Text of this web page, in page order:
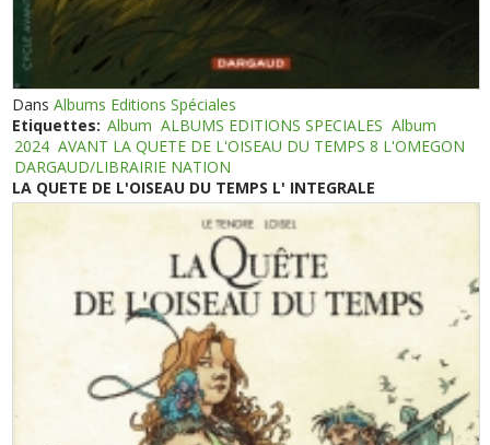
DansAlbums Editions Spéciales
Etiquettes: Album ALBUMS EDITIONS SPECIALES Album
2024 AVANT LA QUETE DE L'OISEAU DU TEMPS 8 L'OMEGON
DARGAUD/LIBRAIRIE NATION
LA QUETE DE L'OISEAU DU TEMPS L' INTEGRALE